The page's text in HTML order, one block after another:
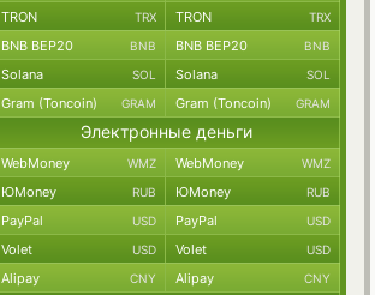
TRON TRX TRON TRX
BNB BEP20 BNB BNB BEP20 BNB
Solana SOL Solana SOL
Gram (Toncoin) GRAM Gram (Toncoin) GRAM
Электронные деньги
WebMoney WMZ WebMoney WMZ
ЮMoney RUB ЮMoney RUB
PayPal USD PayPal USD
Volet USD Volet USD
Alipay CNY Alipay CNY